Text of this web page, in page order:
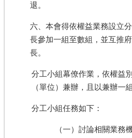
退。
六、本會得依權益業務設立
長參加一組至數組，並互推
長。
分工小組幕僚作業，依權益
（單位）兼辦，且以兼辦一
分工小組任務如下：
（一）討論相關業務